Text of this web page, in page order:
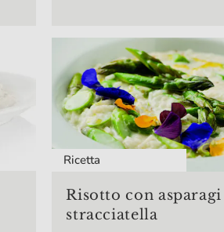
Ricetta
Risotto con asparagi
stracciatella